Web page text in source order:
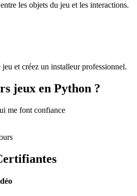
les objets du jeu et les interactions.
et créez un installeur professionnel.
jeux en Python ?
me font confiance